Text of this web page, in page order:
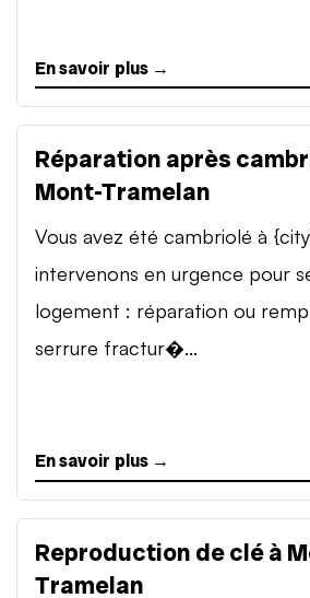
En savoir plus →
Réparation après
Mont-Tramelan
Vous avez été cambriolé à
intervenons en urgence pour
logement : réparation ou
serrure fractur�...
En savoir plus →
Reproduction de clé à
Tramelan